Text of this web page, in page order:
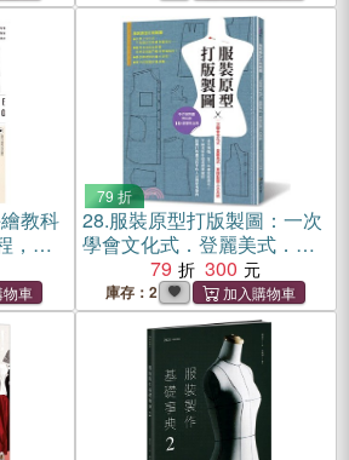
教科
，男
79 折
28.服裝原型打版製圖：一次
學會文化式．登麗美式．直
接製圖三大系統
79 300
庫存：2